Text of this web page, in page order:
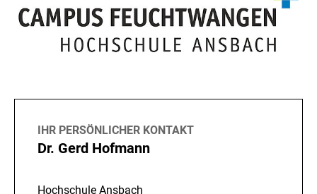
a
IHR PERSÖNLICHER KONTAKT
Dr. Gerd Hofmann
Hochschule Ansbach